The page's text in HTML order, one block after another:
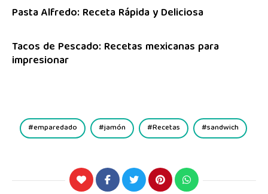
Pasta Alfredo: Receta Rápida y Deliciosa
Tacos de Pescado: Recetas mexicanas para
impresionar
emparedado jamón Recetas sandwich